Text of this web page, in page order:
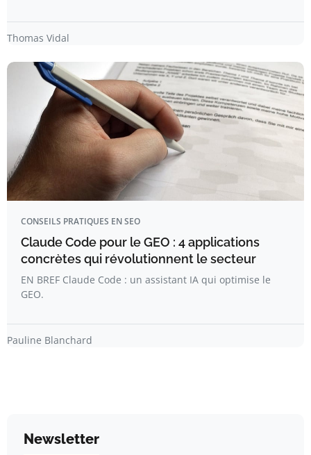
Thomas Vidal
CONSEILS PRATIQUES EN SEO
Claude Code pour le GEO : 4 applications
concrètes qui révolutionnent le secteur
EN BREF Claude Code : un assistant IA qui optimise le
GEO.
Pauline Blanchard
Newsletter